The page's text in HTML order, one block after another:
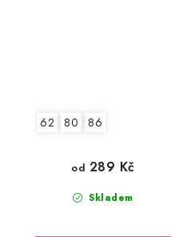
62 80 86
Skladem
od 289 Kč